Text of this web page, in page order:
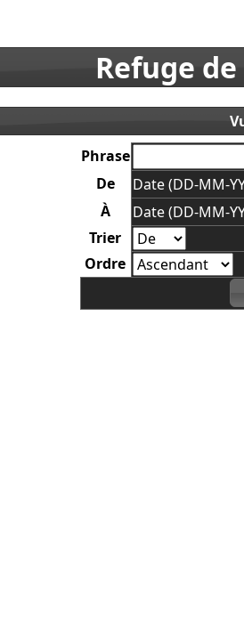
Refuge
Phrase
De
Date (DD-MM-
À
Date (DD-MM-
Trier
Ordre